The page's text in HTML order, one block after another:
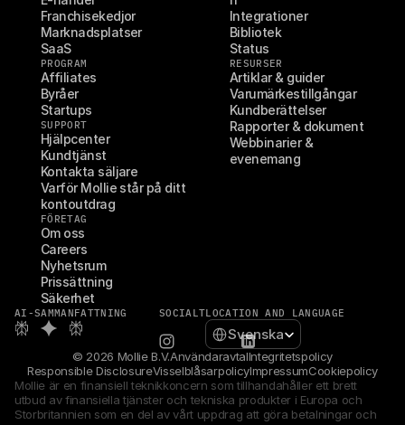
Franchisekedjor
Marknadsplatser
SaaS
PROGRAM
Affiliates
Byråer
Startups
SUPPORT
Hjälpcenter
Kundtjänst
Kontakta säljare
Varför Mollie står på ditt
kontoutdrag
FÖRETAG
Om oss
Careers
Nyhetsrum
Prissättning
Säkerhet
Integrationer
Bibliotek
Status
RESURSER
Artiklar & guider
Varumärkestillgångar
Kundberättelser
Rapporter & dokument
Webbinarier &
evenemang
AI-SAMMANFATTNING SOCIALTLOCATION AND LANGUAGE
Select Language
Svenska
© 2026 Mollie B.V.AnvändaravtalIntegritetspolicy
Responsible DisclosureVisselblåsarpolicyImpressumCookiepolicy
Mollie är en finansiell teknikkoncern som tillhandahåller ett brett
utbud av finansiella tjänster och tekniska produkter i Europa och
Storbritannien som en del av vårt uppdrag att göra betalningar och